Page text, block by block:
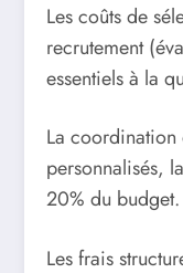
Les coûts de
recrutement
essentiels à la
La coordination
personnalisés,
20% du budget.
Les frais